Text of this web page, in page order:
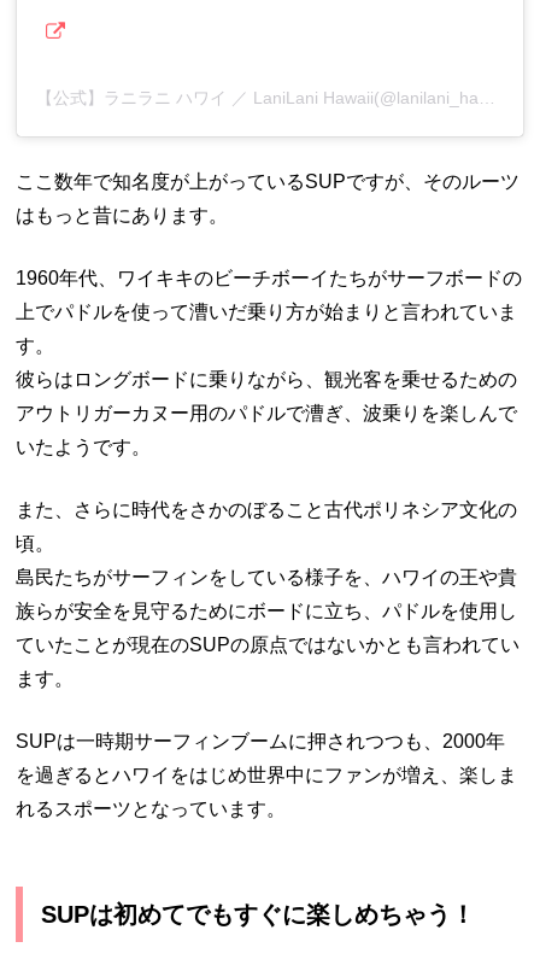
ここ数年で知名度が上がっているSUPですが、そのルーツ
はもっと昔にあります。
1960年代、ワイキキのビーチボーイたちがサーフボードの
上でパドルを使って漕いだ乗り方が始まりと言われていま
す。
彼らはロングボードに乗りながら、観光客を乗せるための
アウトリガーカヌー用のパドルで漕ぎ、波乗りを楽しんで
いたようです。
また、さらに時代をさかのぼること古代ポリネシア文化の
頃。
島民たちがサーフィンをしている様子を、ハワイの王や貴
族らが安全を見守るためにボードに立ち、パドルを使用し
ていたことが現在のSUPの原点ではないかとも言われてい
ます。
SUPは一時期サーフィンブームに押されつつも、2000年
を過ぎるとハワイをはじめ世界中にファンが増え、楽しま
れるスポーツとなっています。
SUPは初めてでもすぐに楽しめちゃう！